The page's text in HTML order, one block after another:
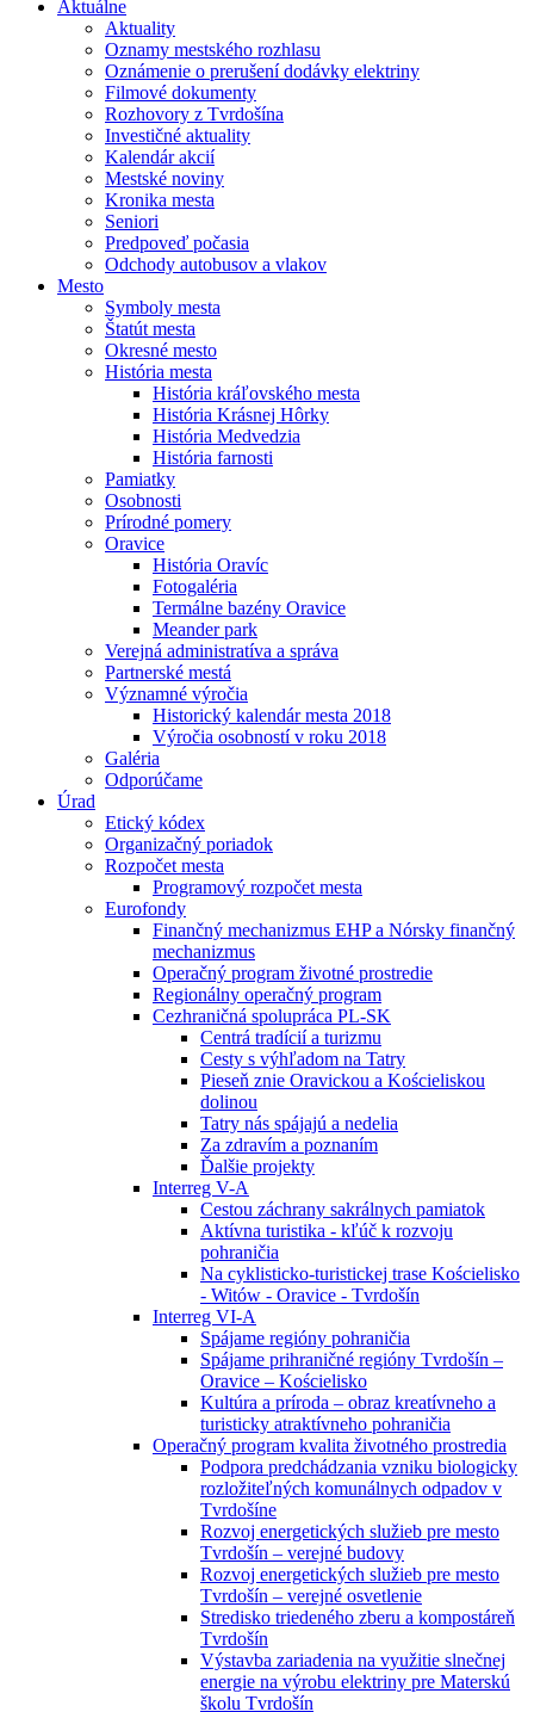
Aktuálne
Aktuality
Oznamy mestského rozhlasu
Oznámenie o prerušení dodávky elektriny
Filmové dokumenty
Rozhovory z Tvrdošína
Investičné aktuality
Kalendár akcií
Mestské noviny
Kronika mesta
Seniori
Predpoveď počasia
Odchody autobusov a vlakov
Mesto
Symboly mesta
Štatút mesta
Okresné mesto
História mesta
História kráľovského mesta
História Krásnej Hôrky
História Medvedzia
História farnosti
Pamiatky
Osobnosti
Prírodné pomery
Oravice
História Oravíc
Fotogaléria
Termálne bazény Oravice
Meander park
Verejná administratíva a správa
Partnerské mestá
Významné výročia
Historický kalendár mesta 2018
Výročia osobností v roku 2018
Galéria
Odporúčame
Úrad
Etický kódex
Organizačný poriadok
Rozpočet mesta
Programový rozpočet mesta
Eurofondy
Finančný mechanizmus EHP a Nórsky finančný
mechanizmus
Operačný program životné prostredie
Regionálny operačný program
Cezhraničná spolupráca PL-SK
Centrá tradícií a turizmu
Cesty s výhľadom na Tatry
Pieseň znie Oravickou a Kościeliskou
dolinou
Tatry nás spájajú a nedelia
Za zdravím a poznaním
Ďalšie projekty
Interreg V-A
Cestou záchrany sakrálnych pamiatok
Aktívna turistika - kľúč k rozvoju
pohraničia
Na cyklisticko-turistickej trase Kościelisko
- Witów - Oravice - Tvrdošín
Interreg VI-A
Spájame regióny pohraničia
Spájame prihraničné regióny Tvrdošín –
Oravice – Kościelisko
Kultúra a príroda – obraz kreatívneho a
turisticky atraktívneho pohraničia
Operačný program kvalita životného prostredia
Podpora predchádzania vzniku biologicky
rozložiteľných komunálnych odpadov v
Tvrdošíne
Rozvoj energetických služieb pre mesto
Tvrdošín – verejné budovy
Rozvoj energetických služieb pre mesto
Tvrdošín – verejné osvetlenie
Stredisko triedeného zberu a kompostáreň
Tvrdošín
Výstavba zariadenia na využitie slnečnej
energie na výrobu elektriny pre Materskú
školu Tvrdošín